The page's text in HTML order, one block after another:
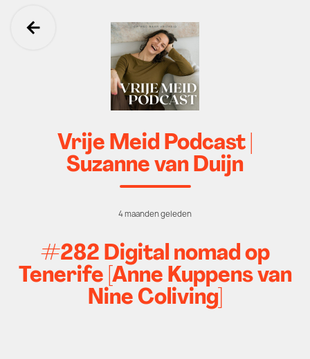
Ga terug
Vrije Meid Podcast |
Suzanne van Duijn
4 maanden geleden
#282 Digital nomad op
Tenerife [Anne Kuppens van
Nine Coliving]